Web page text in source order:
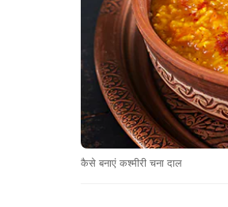
कैसे बनाएं कश्मीरी चना दाल